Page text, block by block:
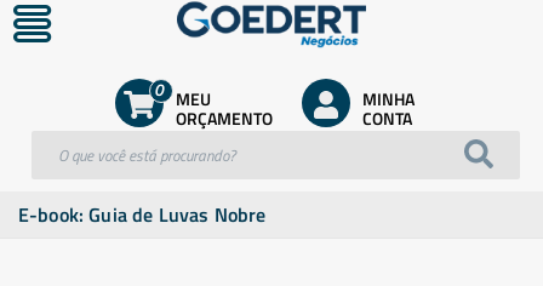
MEU
ORÇAMENTO
0 MINHA
CONTA
E-book: Guia de Luvas Nobre